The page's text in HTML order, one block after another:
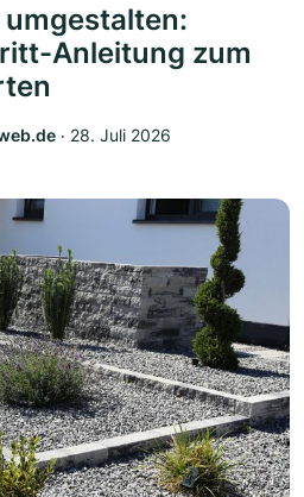
Anleitung zum
‧ 28. Juli 2026